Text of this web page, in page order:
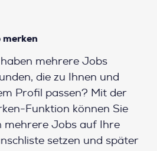
merken
haben mehrere Jobs
die zu Ihnen und
Profil passen? Mit der
Funktion können Sie
mehrere Jobs auf Ihre
setzen und später